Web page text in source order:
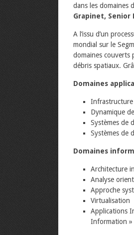
dans les domaines
Grapinet, Senior
A l’issu d’un
mondial sur le
domaines couverts
débris spatiaux.
Domaines
Infrastructure
Dynamique
Systèmes de
Systèmes de
Domaines
Architecture
Analyse
Approche
Virtualisation
Applications
Information »